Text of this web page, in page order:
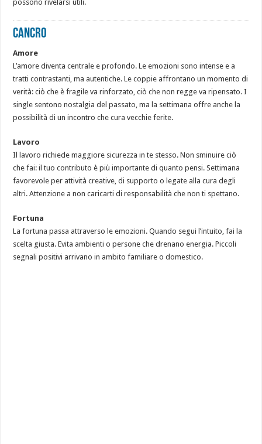
possono rivelarsi utili.
CANCRO
Amore
L’amore diventa centrale e profondo. Le emozioni sono intense e a
tratti contrastanti, ma autentiche. Le coppie affrontano un momento di
verità: ciò che è fragile va rinforzato, ciò che non regge va ripensato. I
single sentono nostalgia del passato, ma la settimana offre anche la
possibilità di un incontro che cura vecchie ferite.
Lavoro
Il lavoro richiede maggiore sicurezza in te stesso. Non sminuire ciò
che fai: il tuo contributo è più importante di quanto pensi. Settimana
favorevole per attività creative, di supporto o legate alla cura degli
altri. Attenzione a non caricarti di responsabilità che non ti spettano.
Fortuna
La fortuna passa attraverso le emozioni. Quando segui l’intuito, fai la
scelta giusta. Evita ambienti o persone che drenano energia. Piccoli
segnali positivi arrivano in ambito familiare o domestico.